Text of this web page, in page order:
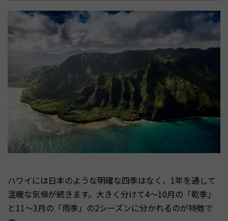
ハワイには日本のような明確な四季はなく、1年を通して
温暖な気候が続きます。大きく分けて4〜10月の「乾季」
と11〜3月の「雨季」の2シーズンに分かれるのが特徴で